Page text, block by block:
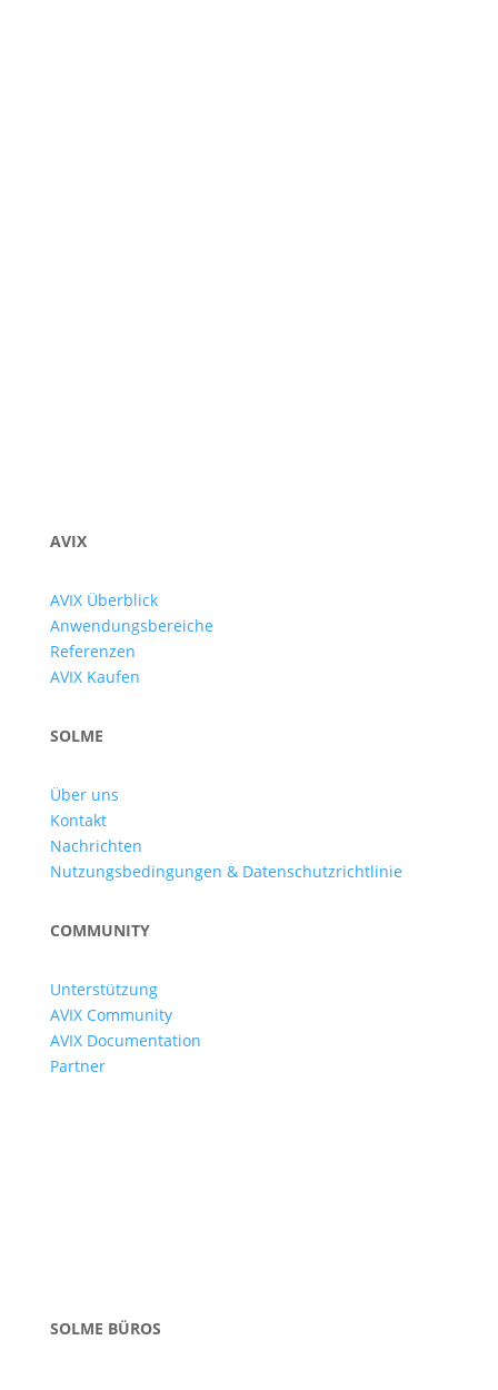
AVIX
AVIX Überblick
Anwendungsbereiche
Referenzen
AVIX Kaufen
SOLME
Über uns
Kontakt
Nachrichten
Nutzungsbedingungen & Datenschutzrichtlinie
COMMUNITY
Unterstützung
AVIX Community
AVIX Documentation
Partner
SOLME BÜROS